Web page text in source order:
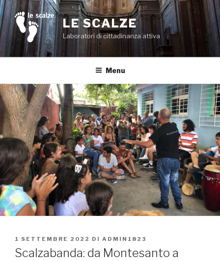
Salta
al
contenuto
LE SCALZE
Laboratori di cittadinanza attiva
Menu
PUBBLICATO
IL
1 SETTEMBRE 2022 DI ADMIN1823
Scalzabanda: da Montesanto a